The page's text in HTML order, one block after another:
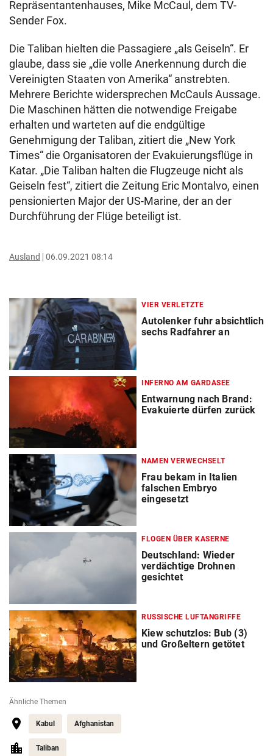
Repräsentantenhauses, Mike McCaul, dem TV-
Sender Fox.
Die Taliban hielten die Passagiere „als Geiseln“. Er
glaube, dass sie „die volle Anerkennung durch die
Vereinigten Staaten von Amerika“ anstrebten.
Mehrere Berichte widersprechen McCauls Aussage.
Die Maschinen hätten die notwendige Freigabe
erhalten und warteten auf die endgültige
Genehmigung der Taliban, zitiert die „New York
Times“ die Organisatoren der Evakuierungsflüge in
Katar. „Die Taliban halten die Flugzeuge nicht als
Geiseln fest“, zitiert die Zeitung Eric Montalvo, einen
pensionierten Major der US-Marine, der an der
Durchführung der Flüge beteiligt ist.
Ausland 06.09.2021 08:14
VIER VERLETZTE
Autolenker fuhr absichtlich
sechs Radfahrer an
INFERNO AM GARDASEE
Entwarnung nach Brand:
Evakuierte dürfen zurück
NAMEN VERWECHSELT
Frau bekam in Italien
falschen Embryo
eingesetzt
FLOGEN ÜBER KASERNE
Deutschland: Wieder
verdächtige Drohnen
gesichtet
RUSSISCHE LUFTANGRIFFE
Kiew schutzlos: Bub (3)
und Großeltern getötet
Ähnliche Themen
Kabul Afghanistan
Taliban